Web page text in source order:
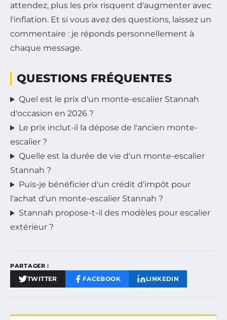
attendez, plus les prix risquent d'augmenter avec
l'inflation. Et si vous avez des questions, laissez un
commentaire : je réponds personnellement à
chaque message.
QUESTIONS FRÉQUENTES
Quel est le prix d'un monte-escalier Stannah
d'occasion en 2026 ?
Le prix inclut-il la dépose de l'ancien monte-
escalier ?
Quelle est la durée de vie d'un monte-escalier
Stannah ?
Puis-je bénéficier d'un crédit d'impôt pour
l'achat d'un monte-escalier Stannah ?
Stannah propose-t-il des modèles pour escalier
extérieur ?
PARTAGER :
TWITTER FACEBOOK LINKEDIN